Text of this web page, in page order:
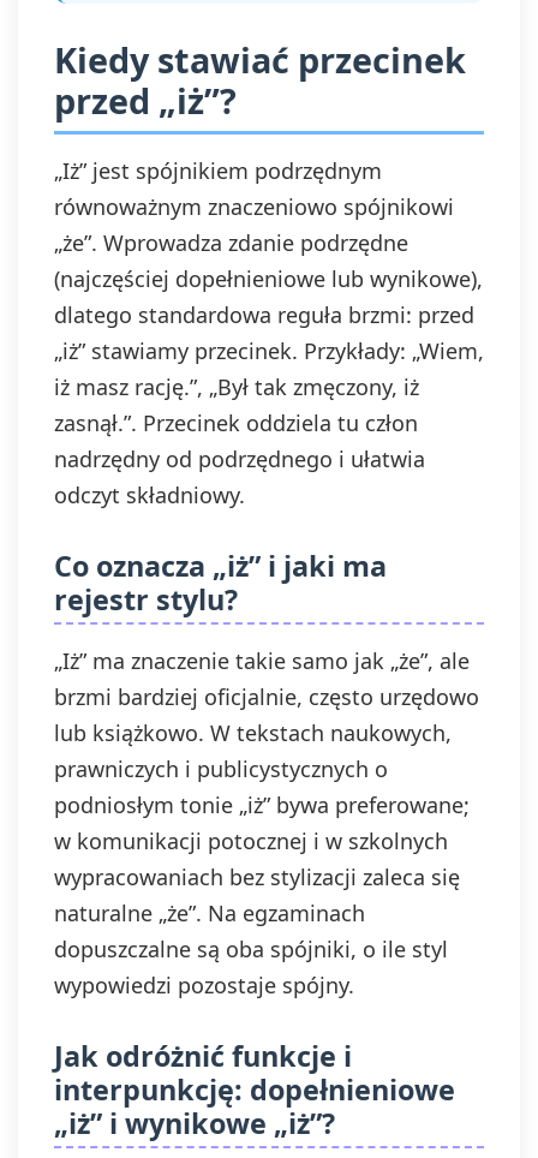
Kiedy stawiać przecinek
przed „iż”?
„Iż” jest spójnikiem podrzędnym
równoważnym znaczeniowo spójnikowi
„że”. Wprowadza zdanie podrzędne
(najczęściej dopełnieniowe lub wynikowe),
dlatego standardowa reguła brzmi: przed
„iż” stawiamy przecinek. Przykłady: „Wiem,
iż masz rację.”, „Był tak zmęczony, iż
zasnął.”. Przecinek oddziela tu człon
nadrzędny od podrzędnego i ułatwia
odczyt składniowy.
Co oznacza „iż” i jaki ma
rejestr stylu?
„Iż” ma znaczenie takie samo jak „że”, ale
brzmi bardziej oficjalnie, często urzędowo
lub książkowo. W tekstach naukowych,
prawniczych i publicystycznych o
podniosłym tonie „iż” bywa preferowane;
w komunikacji potocznej i w szkolnych
wypracowaniach bez stylizacji zaleca się
naturalne „że”. Na egzaminach
dopuszczalne są oba spójniki, o ile styl
wypowiedzi pozostaje spójny.
Jak odróżnić funkcje i
interpunkcję: dopełnieniowe
„iż” i wynikowe „iż”?